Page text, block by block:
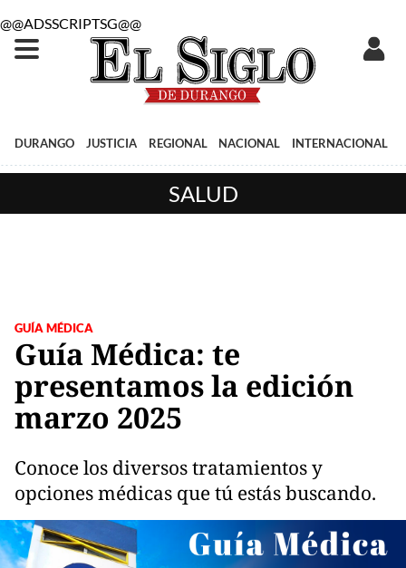
@@ADSSCRIPTSG@@
DURANGO JUSTICIA REGIONAL NACIONAL INTERNACIONAL
SALUD
GUÍA MÉDICA
Guía Médica: te
presentamos la edición
marzo 2025
Conoce los diversos tratamientos y
opciones médicas que tú estás buscando.